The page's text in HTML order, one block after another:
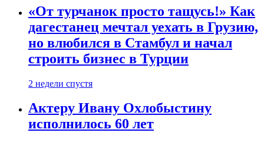
«От турчанок просто тащусь!» Как
дагестанец мечтал уехать в Грузию,
но влюбился в Стамбул и начал
строить бизнес в Турции
2 недели спустя
Актеру Ивану Охлобыстину
исполнилось 60 лет